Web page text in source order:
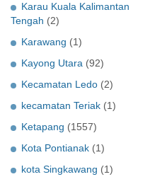
Karau Kuala Kalimantan
Tengah (2)
Karawang (1)
Kayong Utara (92)
Kecamatan Ledo (2)
kecamatan Teriak (1)
Ketapang (1557)
Kota Pontianak (1)
kota Singkawang (1)